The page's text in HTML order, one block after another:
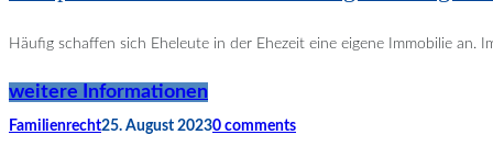
Häufig schaffen sich Eheleute in der Ehezeit eine eigene Immobilie
weitere Informationen
Familienrecht25. August 20230 comments